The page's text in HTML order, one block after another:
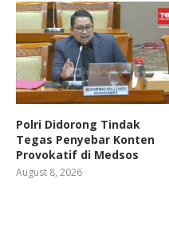
Polri Didorong Tindak
Tegas Penyebar Konten
Provokatif di Medsos
August 8, 2026